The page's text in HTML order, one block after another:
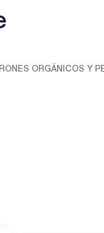
ORGÁNICOS Y